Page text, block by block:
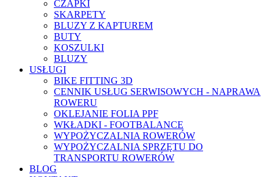
CZAPKI
SKARPETY
BLUZY Z KAPTUREM
BUTY
KOSZULKI
BLUZY
USŁUGI
BIKE FITTING 3D
CENNIK USŁUG SERWISOWYCH - NAPRAWA
ROWERU
OKLEJANIE FOLIA PPF
WKŁADKI - FOOTBALANCE
WYPOŻYCZALNIA ROWERÓW
WYPOŻYCZALNIA SPRZĘTU DO
TRANSPORTU ROWERÓW
BLOG